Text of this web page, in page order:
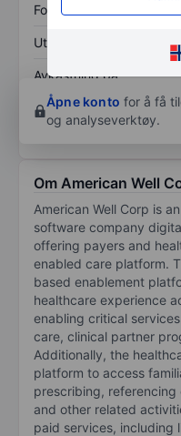
Fortjeneste per aksje
Utbytte per aksje
Avkastning på
egenkapital
Åpne konto for å få
og analyseverktøy.
Om American Well
American Well Corp is
software company
offering payers and
enabled care platform.
based enablement
healthcare experience
enabling critical
care, clinical partner
Additionally, the
platform to access
prescribing,
and other related
paid services, including